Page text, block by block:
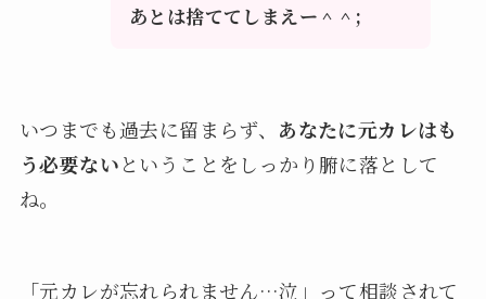
あとは捨ててしまえー＾＾;
いつまでも過去に留まらず、 あなたに元カレはも
う必要ないということをしっかり腑に落として
ね。
「元カレが忘れられません…泣」って相談されて